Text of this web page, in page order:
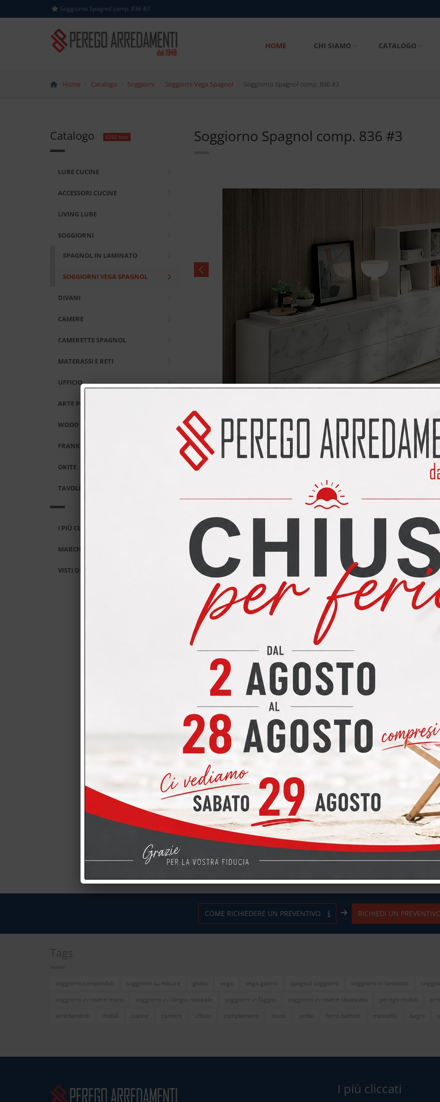
Soggiorno Spagnol comp. 836 #3
HOME CHI SIAMO CATALOGO
Home Catalogo Soggiorni Soggiorni Vega Spagnol Soggiorno Spagnol comp. 836 #3
Catalogo 6260 foto
LUBE CUCINE
ACCESSORI CUCINE
LIVING LUBE
SOGGIORNI
SPAGNOL IN LAMINATO
SOGGIORNI VEGA SPAGNOL
DIVANI
CAMERE
CAMERETTE SPAGNOL
MATERASSI E RETI
UFFICIO
ARTE POVERA
WOOD AND CITY
FRANKE
OKITE
TAVOLI E SEDIE
I PIÙ CLICCATI
MARCHI
VISTI DI RECENTE
Soggiorno Spagnol comp. 836 #3
Richiedi informazioni su: Soggiorno Spagnol comp. 836 #3
Condividi su:
Potrebbero interessarti anche le
LIVING CM. 270 in
melaminico di qualità -
componibile
Prezzo di listino: 1871 €
In promo a:
1540 €
Dettagli
PROMO CUCINA
Prezzo di listino: 11293 €
In promo a:
6990 €
Dettagli
COME RICHIEDERE UN PREVENTIVO RICHIEDI UN
Tags
soggiorni componibili soggiorni su misura globo vega vega giorno spagnol soggiorni soggiorni in laminato
soggiorni in rovere moro
soggiorni in ciliegio naturale soggiorni in faggio soggiorni in rovere sbiancato perego mobili
arredamenti
mobili cucine camere ufficio complementi tavoli sedie ferro battuto massello bagni
I più cliccati